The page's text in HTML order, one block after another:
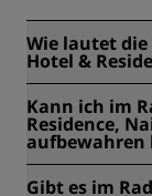
Wie lautet die
Hotel &
befindet sich in
Kann ich im
Residence,
aufbewahren
Gibt es im